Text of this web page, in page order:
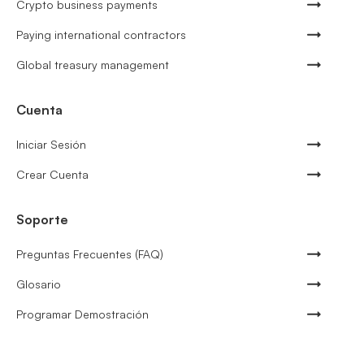
Crypto business payments
Paying international contractors
Global treasury management
Cuenta
Iniciar Sesión
Crear Cuenta
Soporte
Preguntas Frecuentes (FAQ)
Glosario
Programar Demostración